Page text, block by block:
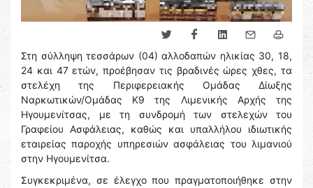
Στη σύλληψη τεσσάρων (04) αλλοδαπών ηλικίας 30, 18,
24 και 47 ετών, προέβησαν τις βραδινές ώρες χθες, τα
στελέχη της Περιφερειακής Ομάδας Δίωξης
Ναρκωτικών/Ομάδας Κ9 της Λιμενικής Αρχής της
Ηγουμενίτσας, με τη συνδρομή των στελεχών του
Γραφείου Ασφάλειας, καθώς και υπαλλήλου ιδιωτικής
εταιρείας παροχής υπηρεσιών ασφάλειας του λιμανιού
στην Ηγουμενίτσα.
Συγκεκριμένα, σε έλεγχο που πραγματοποιήθηκε στην